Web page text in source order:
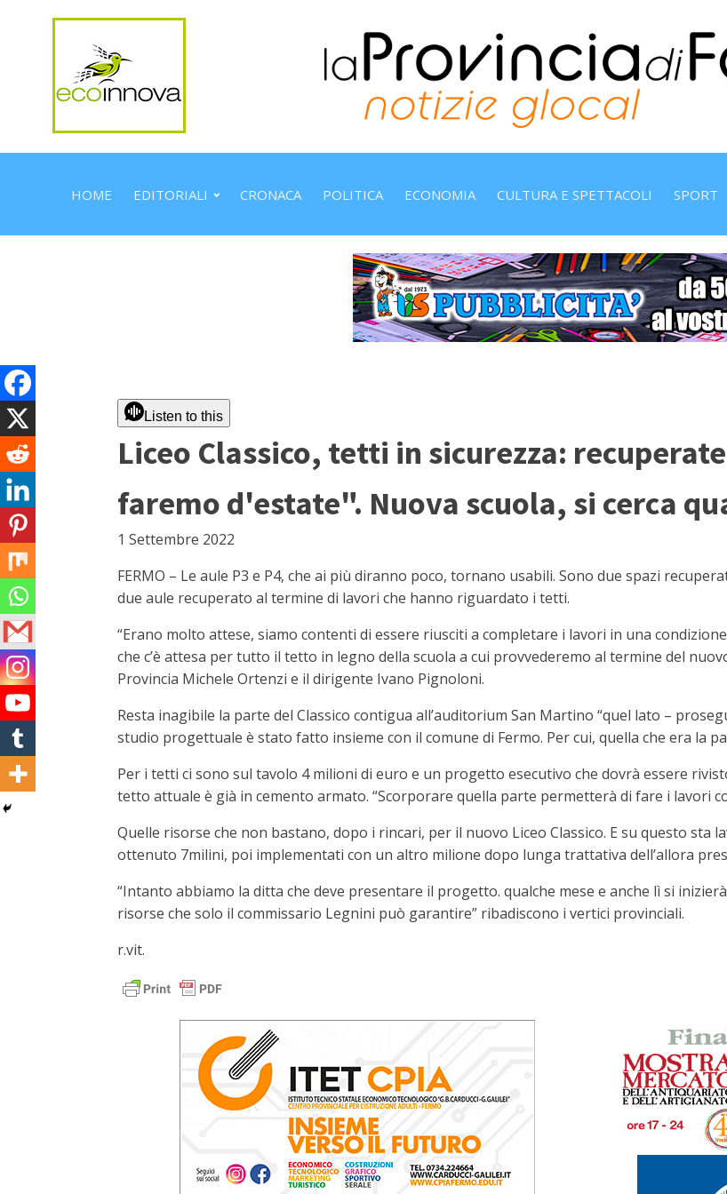
HOME EDITORIALI CRONACA POLITICA ECONOMIA CULTURA E SPETTACOLI SPORT
Listen to this
Liceo Classico, tetti in sicurezza:
faremo d'estate". Nuova scuola, si cerca
1 Settembre 2022
FERMO – Le aule P3 e P4, che ai più diranno poco, tornano usabili. Sono due spazi
due aule recuperato al termine di lavori che hanno riguardato i tetti.
“Erano molto attese, siamo contenti di essere riusciti a completare i lavori in una
che c’è attesa per tutto il tetto in legno della scuola a cui provvederemo al termine del
Provincia Michele Ortenzi e il dirigente Ivano Pignoloni.
Resta inagibile la parte del Classico contigua all’auditorium San Martino “quel lato –
studio progettuale è stato fatto insieme con il comune di Fermo. Per cui, quella che era la
Per i tetti ci sono sul tavolo 4 milioni di euro e un progetto esecutivo che dovrà essere
tetto attuale è già in cemento armato. “Scorporare quella parte permetterà di fare i lavori
Quelle risorse che non bastano, dopo i rincari, per il nuovo Liceo Classico. E su questo sta
ottenuto 7milini, poi implementati con un altro milione dopo lunga trattativa dell’allora
“Intanto abbiamo la ditta che deve presentare il progetto. qualche mese e anche lì si
risorse che solo il commissario Legnini può garantire” ribadiscono i vertici provinciali.
r.vit.